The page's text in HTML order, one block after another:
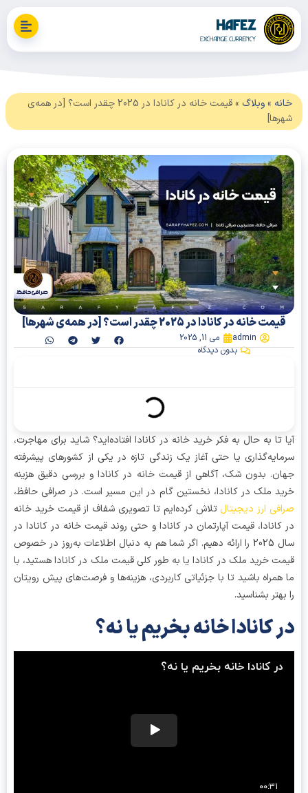
»وبلاگ»
قیمت خانه در کانادا در 2025 چقدر است؟ [در همه‌ی
خانه در کانادا در 2025 چقدر است؟ [در همه‌ی شهرها]
admin
می 11, 2025
بدون دیدگاه
تا به حال به فکر خرید خانه در کانادا افتاده‌اید؟ شاید برای مهاجرت،
یا حتی آغاز یک زندگی تازه در یکی از کشورهای پیشرفته
بدون شک، آگاهی از قیمت خانه در کانادا و بررسی دقیق هزینه
ملک در کانادا، نخستین گام در این مسیر است. در صرافی حافظ،
ارز دیجیتالتلاش کرده‌ایم تا تصویری شفاف از قیمت خرید خانه
قیمت آپارتمان در کانادا و حتی روند قیمت خانه در کانادا در
سال 2025 را ارائه دهیم. اگر شما هم به دنبال اطلاعات به‌روز در خصوص
خرید ملک در کانادا یا به طور کلی قیمت ملک در کانادا هستید، با
باشید تا با جزئیاتی کاربردی، هزینه‌ها و فرصت‌های پیش رویتان
بشناسید.
کانادا خانه بخریم یا نه؟